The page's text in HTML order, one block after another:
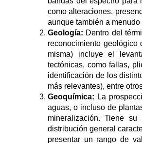
como alteraciones,
aunque también a
Geología: Dentro del
reconocimiento
misma) incluye el
tectónicas, como fallas,
identificación de los
más relevantes), entre
Geoquímica: La
aguas, o incluso de
mineralización. Tiene
distribución general
presentar un rango de